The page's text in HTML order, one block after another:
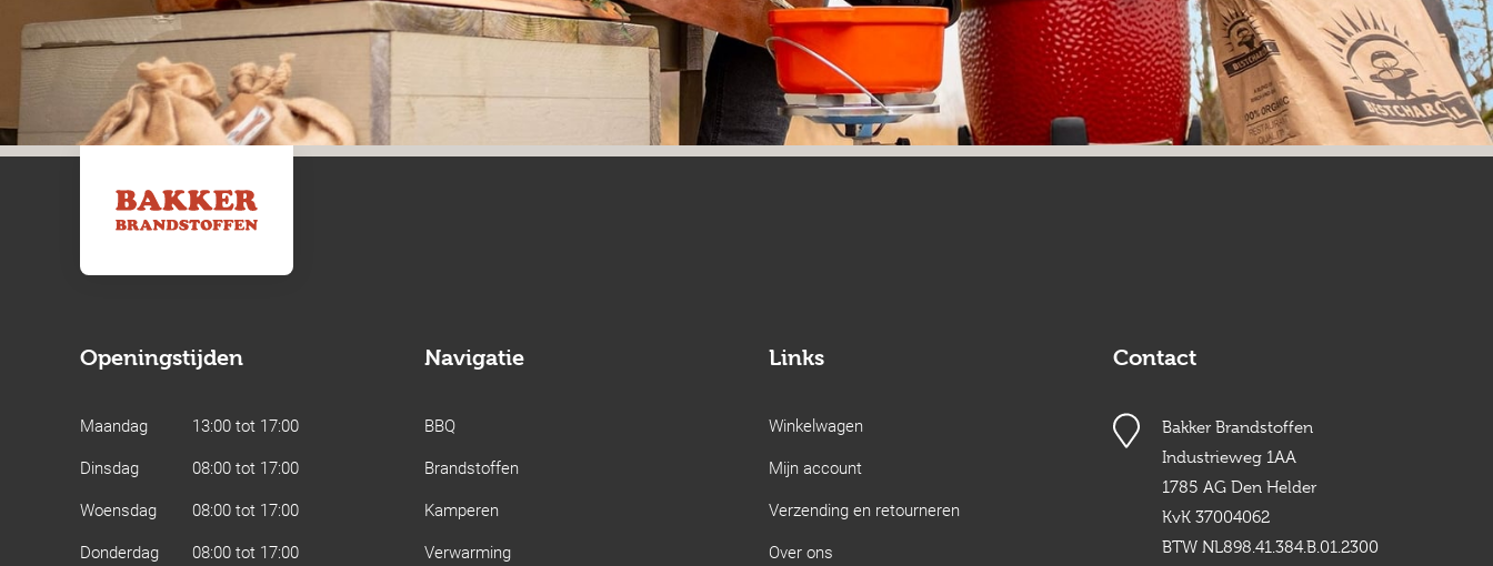
Openingstijden
Maandag
13:00 tot 17:00
Dinsdag
08:00 tot 17:00
Woensdag
08:00 tot 17:00
Donderdag
08:00 tot 17:00
Navigatie
BBQ
Brandstoffen
Kamperen
Verwarming
Links
Winkelwagen
Mijn account
Verzending en retourneren
Over ons
Contact
Bakker Brandstoffen
Industrieweg 1AA
1785 AG Den Helder
KvK 37004062
BTW NL898.41.384.B.01.2300